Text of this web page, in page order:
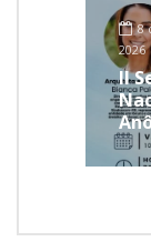
8
2026
II